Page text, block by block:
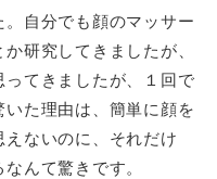
自分でも顔のマッサー
研究してきましたが、
てきましたが、１回で
た理由は、簡単に顔を
ないのに、それだけ
んて驚きです。